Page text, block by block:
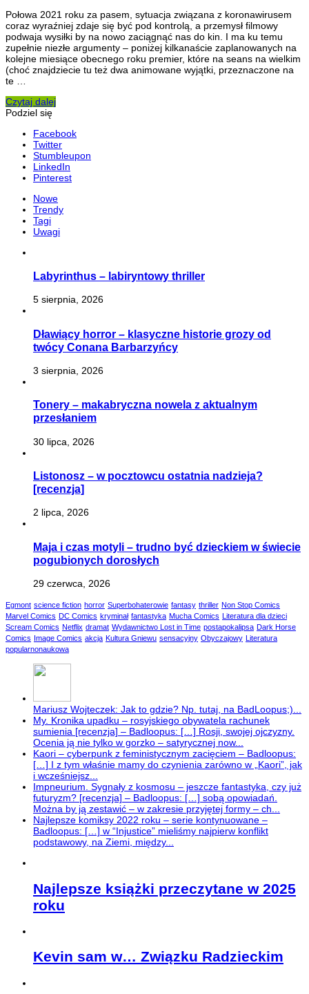
Połowa 2021 roku za pasem, sytuacja związana z koronawirusem
coraz wyraźniej zdaje się być pod kontrolą, a przemysł filmowy
podwaja wysiłki by na nowo zaciągnąć nas do kin. I ma ku temu
zupełnie niezłe argumenty – poniżej kilkanaście zaplanowanych na
kolejne miesiące obecnego roku premier, które na seans na wielkim
(choć znajdziecie tu też dwa animowane wyjątki, przeznaczone na
te …
Czytaj dalej
Podziel się
Facebook
Twitter
Stumbleupon
LinkedIn
Pinterest
Nowe
Trendy
Tagi
Uwagi
Labyrinthus – labiryntowy thriller
5 sierpnia, 2026
Dławiący horror – klasyczne historie grozy od
twócy Conana Barbarzyńcy
3 sierpnia, 2026
Tonery – makabryczna nowela z aktualnym
przesłaniem
30 lipca, 2026
Listonosz – w pocztowcu ostatnia nadzieja?
[recenzja]
2 lipca, 2026
Maja i czas motyli – trudno być dzieckiem w świecie
pogubionych dorosłych
29 czerwca, 2026
Egmont science fiction horror Superbohaterowie fantasy thriller Non Stop Comics
Marvel Comics DC Comics kryminał fantastyka Mucha Comics
Literatura dla dzieci
Scream Comics Netflix dramat Wydawnictwo Lost in Time postapokalipsa Dark Horse
Comics
Image Comics akcja Kultura Gniewu sensacyjny Obyczajowy
Literatura
popularnonaukowa
Mariusz Wojteczek: Jak to gdzie? Np. tutaj, na BadLoopus;)...
My. Kronika upadku – rosyjskiego obywatela rachunek
sumienia [recenzja] – Badloopus: […] Rosji, swojej ojczyzny.
Ocenia ją nie tylko w gorzko – satyrycznej now...
Kaori – cyberpunk z feministycznym zacięciem – Badloopus:
[…] I z tym właśnie mamy do czynienia zarówno w „Kaori”, jak
i wcześniejsz...
Impneurium. Sygnały z kosmosu – jeszcze fantastyka, czy już
futuryzm? [recenzja] – Badloopus: […] sobą opowiadań.
Można by ją zestawić – w zakresie przyjętej formy – ch...
Najlepsze komiksy 2022 roku – serie kontynuowane –
Badloopus: […] w “Injustice” mieliśmy najpierw konflikt
podstawowy, na Ziemi, między...
Najlepsze książki przeczytane w 2025
roku
Kevin sam w… Związku Radzieckim